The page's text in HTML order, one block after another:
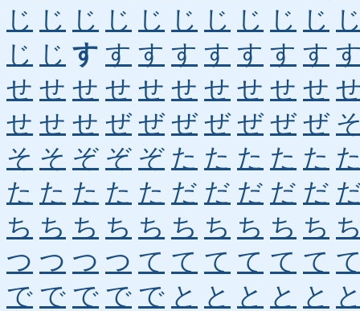
じ じ じ じ じ じ じ じ じ じ
じ じ す す す す す す す す
せ せ せ せ せ せ せ せ せ せ
せ せ せ ぜ ぜ ぜ ぜ ぜ ぜ ぜ
そ そ ぞ ぞ ぞ た た た た た
た た た た た だ だ だ だ だ
ち ち ち ち ち ち ち ち ち ち
つ つ つ つ て て て て て て
で で で で で と と と と と